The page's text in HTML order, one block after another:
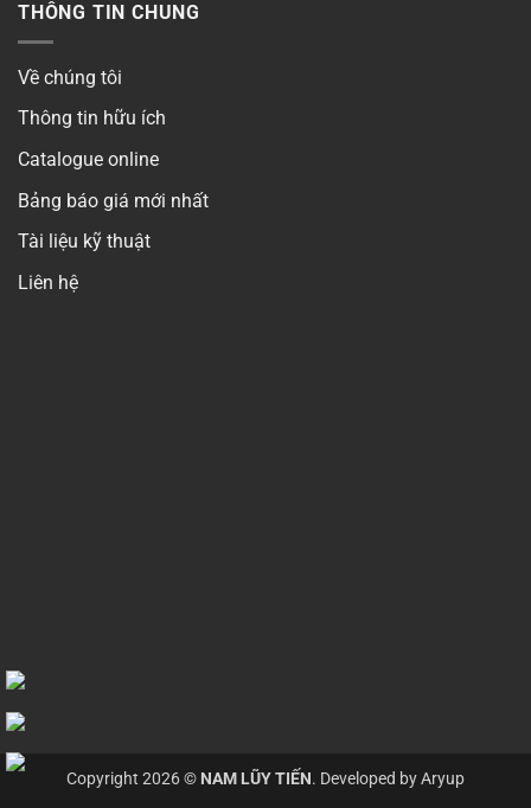
THÔNG TIN CHUNG
Về chúng tôi
Thông tin hữu ích
Catalogue online
Bảng báo giá mới nhất
Tài liệu kỹ thuật
Liên hệ
Copyright 2026 © NAM LŨY TIẾN. Developed byAryup